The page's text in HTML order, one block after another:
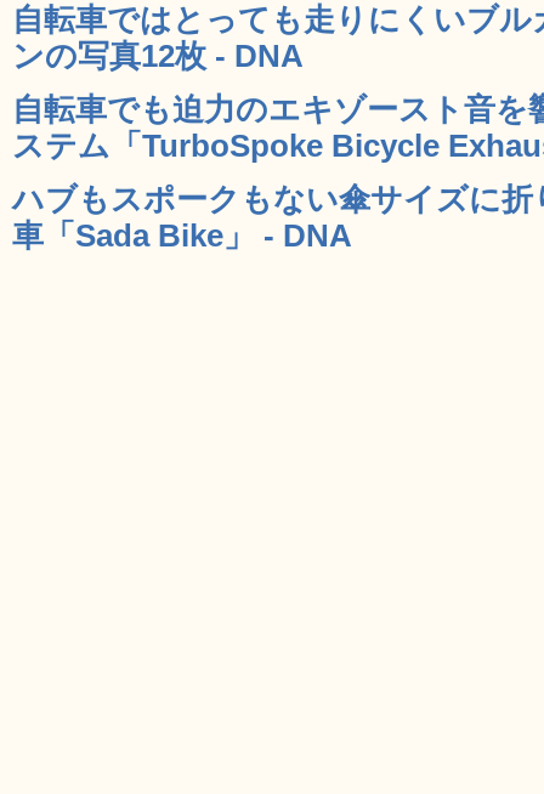
自転車ではとっても走りにくいブ
ンの写真12枚 - DNA
自転車でも迫力のエキゾースト音
ステム「TurboSpoke Bicycle
ハブもスポークもない傘サイズに
車「Sada Bike」 - DNA